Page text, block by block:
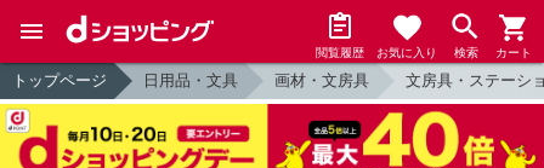
閲覧履歴 お気に入り 検索 カート
トップページ 日用品・文具 画材・文房具 文房具・ステーシ